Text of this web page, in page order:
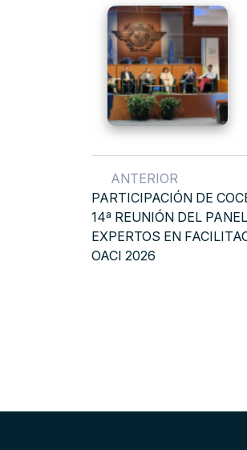
ANTERIOR
PARTICIPACIÓN DE
14ª REUNIÓN DEL
EXPERTOS EN
OACI 2026